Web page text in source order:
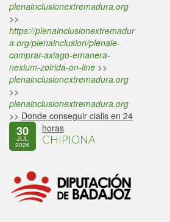
plenainclusionextremadura.org
>>
https://plenainclusionextremadur
a.org/plenainclusion/plenaie-
comprar-axiago-emanera-
nexium-zolrida-on-line >>
plenainclusionextremadura.org
>>
plenainclusionextremadura.org
>> Donde conseguir cialis en 24
horas
30
JUL
2026 CHIPIONA